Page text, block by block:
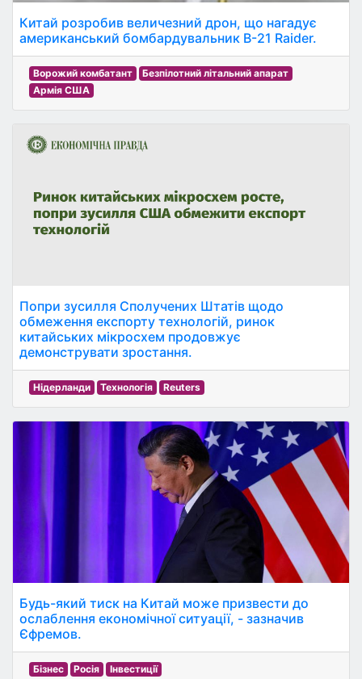
Китай розробив величезний дрон, що нагадує
американський бомбардувальник B-21 Raider.
Ворожий комбатант
Безпілотний літальний апарат
Армія США
Попри зусилля Сполучених Штатів щодо
обмеження експорту технологій, ринок
китайських мікросхем продовжує
демонструвати зростання.
Нідерланди Технологія Reuters
Будь-який тиск на Китай може призвести до
ослаблення економічної ситуації, - зазначив
Єфремов.
Бізнес Росія Інвестиції